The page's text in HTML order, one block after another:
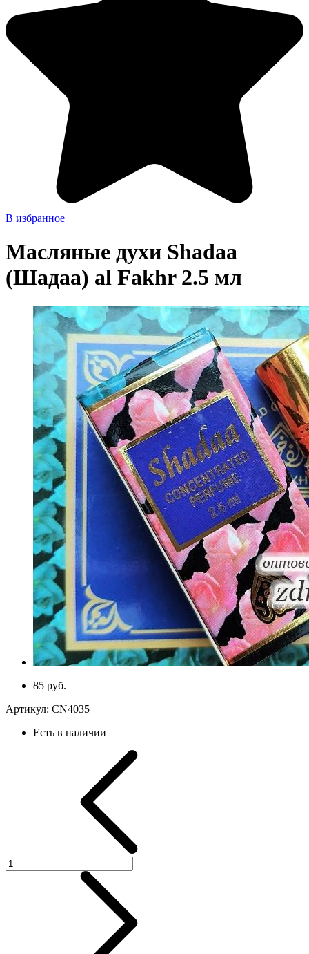
В избранное
Масляные духи Shadaa
(Шадаа) al Fakhr 2.5 мл
85 руб.
Артикул: CN4035
Есть в наличии